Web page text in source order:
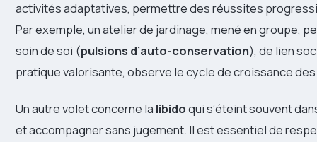
activités adaptatives, permettre des réussites
Par exemple, un atelier de jardinage, mené en groupe,
soin de soi (pulsions d’auto-conservation), de lien
pratique valorisante, observe le cycle de croissance
Un autre volet concerne la libidoqui s’éteint souvent
et accompagner sans jugement. Il est essentiel de